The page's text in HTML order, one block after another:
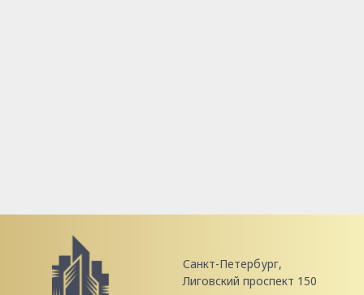
Санкт-Петербург,
Лиговский проспект 150